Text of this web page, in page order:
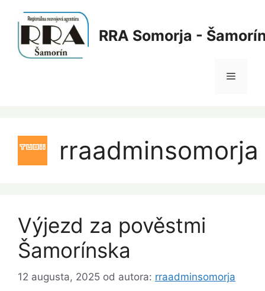
RRA Somorja -
Menu
rraadminsomorja
Výjezd za pověstmi
Šamorínska
12 augusta, 2025 od autora: rraadminsomorja